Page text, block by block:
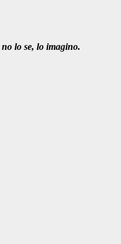
lo se, lo imagino.